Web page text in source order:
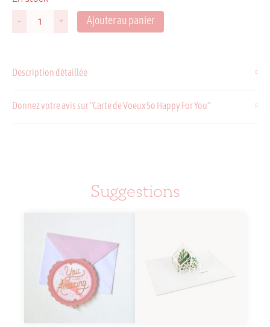
-
quantité
Voeux
For
+ Ajouter au panier
Description détaillée
Donnez votre avis sur "Carte de Voeux So Happy For You"
Suggestions